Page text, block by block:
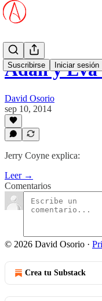
Suscribirse Iniciar sesión
Adán y
David Osorio
sep 10, 2014
Jerry Coyne explica:
Leer →
Comentarios
© 2026 David Osorio ·
Crea tu Substack